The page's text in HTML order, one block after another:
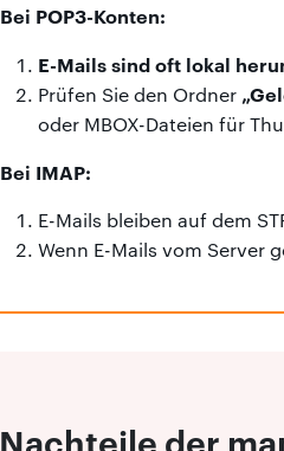
Bei POP3-Konten:
E-Mails sind oft lokal
Prüfen Sie den Ordner
oder MBOX-Dateien für
Bei IMAP:
E-Mails bleiben auf dem
Wenn E-Mails vom Server
Nachteile der